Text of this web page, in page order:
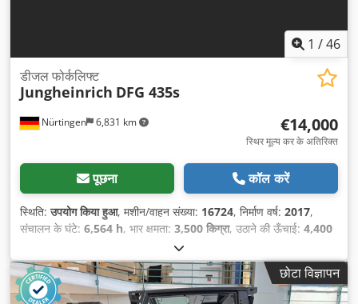
1 /46
Nürtingen 6,831 km
डीजल फोर्कलिफ्ट
Jungheinrich DFG 435s
€14,000
स्थिर मूल्य कर के अतिरिक्त
पूछना कॉल करें
स्थिति:उपयोग किया हुआ, मशीन/वाहन संख्या: 16724, निर्माण वर्ष: 2017,
संचालन के घंटे: 6,564 h, भार क्षमता: 3,500 किग्रा, उठाने की ऊँचाई: 4,400
, लोड सेंटर:
डीज़ल, मस्त प्रकार:डुप्लेक्स, निर्माण ऊँचाई:2,150 मिमी, फोर्क की लंबाई:
2,000 मिमी, सामने के टायर का आकार:250/75-12, रियर टायर का आकार:
6.50-10/5.00, कुल वजन:5,039 किग्रा, उपकरण:कैबिन
छोटा विज्ञापन